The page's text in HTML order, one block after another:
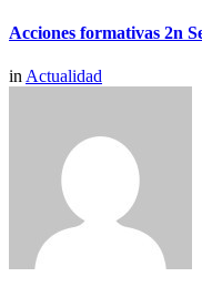
Acciones formativas 2n
in Actualidad